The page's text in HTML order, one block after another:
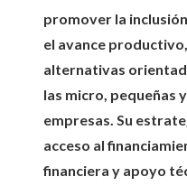
promover la
el avance
alternativas
las micro, pequeñas
empresas. Su
acceso al
financiera y apoyo